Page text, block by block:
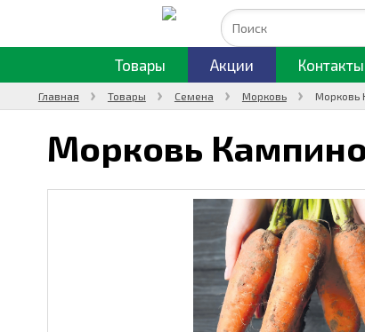
Товары Акции Контакты
Главная Товары Семена Морковь Морковь
Морковь